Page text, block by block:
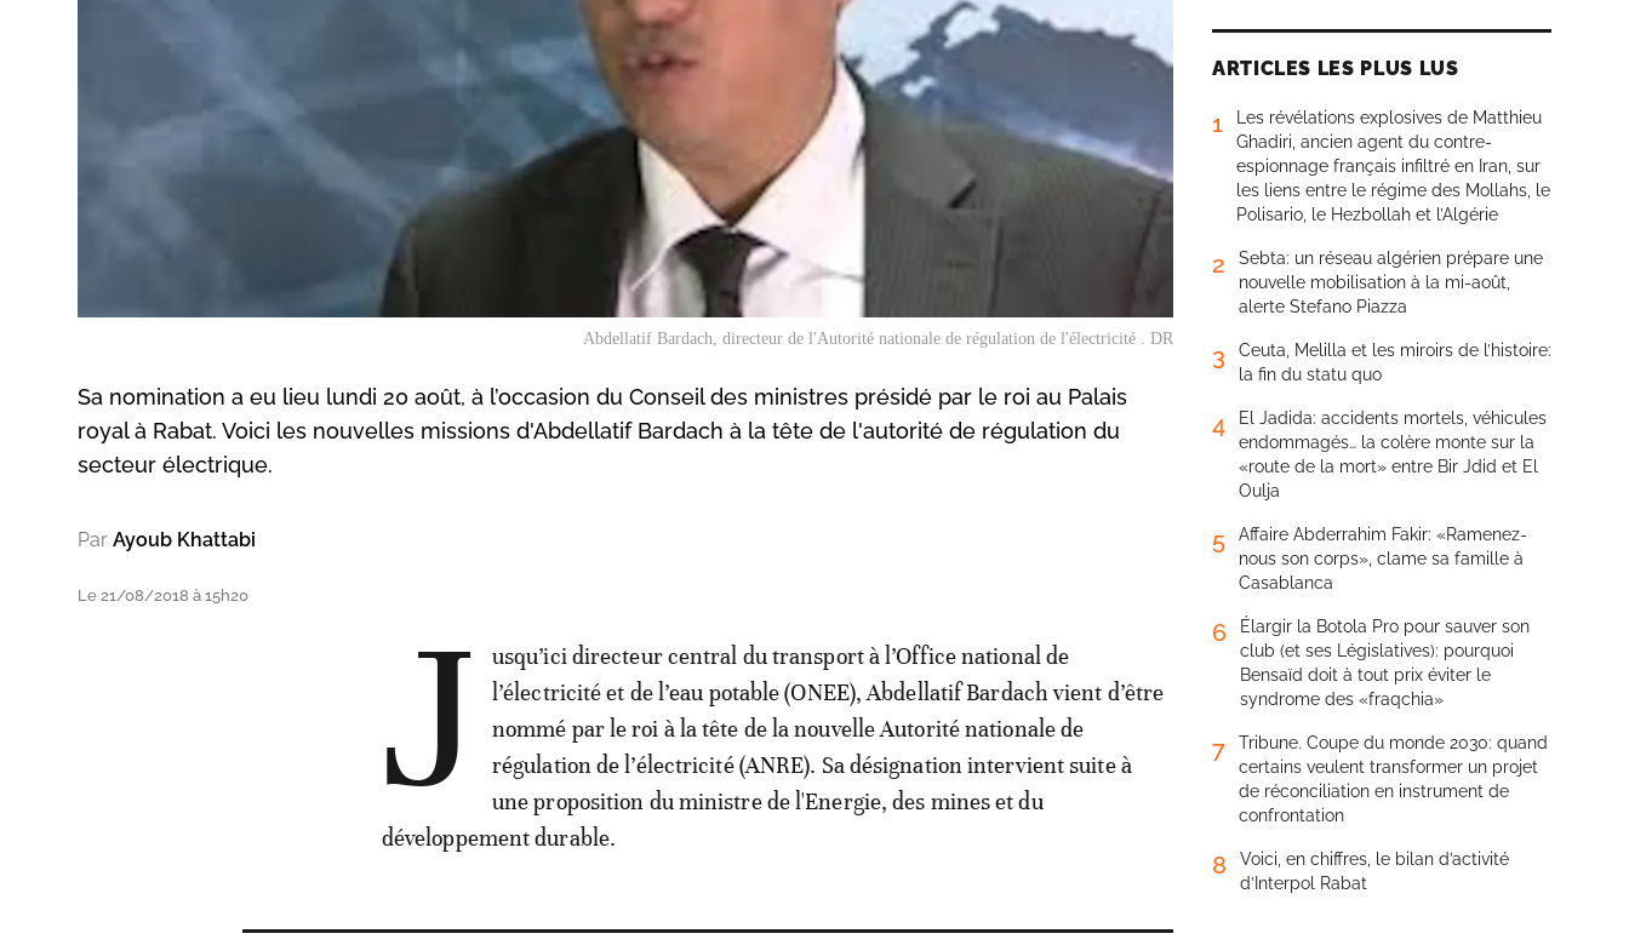
Abdellatif Bardach, directeur de l'Autorité nationale de régulation de l'électricité . DR
Sa nomination a eu lieu lundi 20 août, à l’occasion du Conseil des ministres présidé par le roi au Palais
royal à Rabat. Voici les nouvelles missions d'Abdellatif Bardach à la tête de l'autorité de régulation du
secteur électrique.
Par Ayoub Khattabi
Le 21/08/2018 à 15h20 J
usqu’ici directeur central du transport à l’Office national de
l’électricité et de l’eau potable (ONEE), Abdellatif Bardach vient d’être
nommé par le roi à la tête de la nouvelle Autorité nationale de
régulation de l’électricité (ANRE). Sa désignation intervient suite à
une proposition du ministre de l'Energie, des mines et du
développement durable.
ARTICLES LES PLUS LUS
1
Les révélations explosives de Matthieu
Ghadiri, ancien agent du contre-
espionnage français infiltré en Iran, sur
les liens entre le régime des Mollahs, le
Polisario, le Hezbollah et l’Algérie
2
Sebta: un réseau algérien prépare une
nouvelle mobilisation à la mi-août,
alerte Stefano Piazza
3
Ceuta, Melilla et les miroirs de l’histoire:
la fin du statu quo
4
El Jadida: accidents mortels, véhicules
endommagés… la colère monte sur la
«route de la mort» entre Bir Jdid et El
Oulja
5
Affaire Abderrahim Fakir: «Ramenez-
nous son corps», clame sa famille à
Casablanca
6
Élargir la Botola Pro pour sauver son
club (et ses Législatives): pourquoi
Bensaïd doit à tout prix éviter le
syndrome des «fraqchia»
7
Tribune. Coupe du monde 2030: quand
certains veulent transformer un projet
de réconciliation en instrument de
confrontation
8
Voici, en chiffres, le bilan d’activité
d’Interpol Rabat